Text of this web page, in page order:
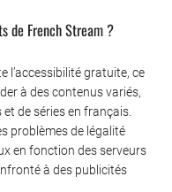
de French Stream ?
l’accessibilité gratuite, ce
à des contenus variés,
de séries en français.
problèmes de légalité
en fonction des serveurs
à des publicités